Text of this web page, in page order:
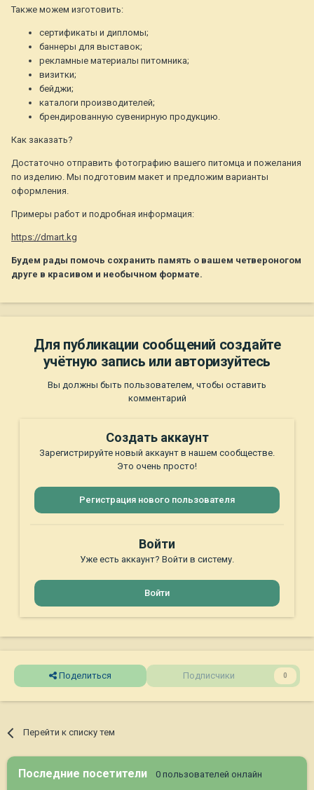
Также можем изготовить:
сертификаты и дипломы;
баннеры для выставок;
рекламные материалы питомника;
визитки;
бейджи;
каталоги производителей;
брендированную сувенирную продукцию.
Как заказать?
Достаточно отправить фотографию вашего питомца и пожелания
по изделию. Мы подготовим макет и предложим варианты
оформления.
Примеры работ и подробная информация:
https://dmart.kg
Будем рады помочь сохранить память о вашем четвероногом
друге в красивом и необычном формате.
Для публикации сообщений создайте
учётную запись или авторизуйтесь
Вы должны быть пользователем, чтобы оставить
комментарий
Создать аккаунт
Зарегистрируйте новый аккаунт в нашем сообществе.
Это очень просто!
Регистрация нового пользователя
Войти
Уже есть аккаунт? Войти в систему.
Войти
Поделиться Подписчики 0
Перейти к списку тем
Последние посетители 0 пользователей онлайн